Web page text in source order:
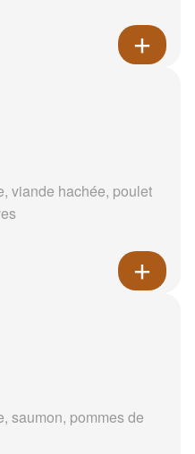
viande hachée, poulet
saumon, pommes de